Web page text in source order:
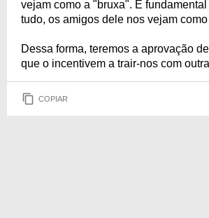
vejam como a "bruxa". É
tudo, os amigos dele nos vejam
Dessa forma, teremos a aprovação
que o incentivem a trair-nos com
COPIAR